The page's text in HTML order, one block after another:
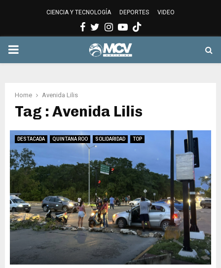
CIENCIA Y TECNOLOGÍA DEPORTES VIDEO
Facebook
Twitter
Instagram
Youtube
PRIMARY
Home Avenida Lilis
Tag : Avenida Lilis
DESTACADA QUINTANA ROO SOLIDARIDAD TOP